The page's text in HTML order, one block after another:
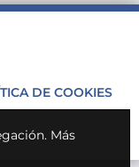
DE COOKIES
Más